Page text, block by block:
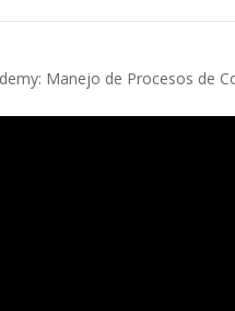
Manejo de Procesos de